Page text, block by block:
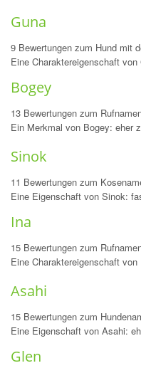
Guna
9 Bewertungen zum Hund mit
Eine Charaktereigenschaft
Bogey
13 Bewertungen zum
Ein Merkmal von Bogey: eher
Sinok
11 Bewertungen zum
Eine Eigenschaft von Sinok:
Ina
15 Bewertungen zum
Eine Charaktereigenschaft
Asahi
15 Bewertungen zum
Eine Eigenschaft von Asahi:
Glen